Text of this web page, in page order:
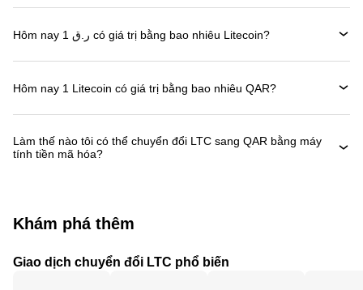
Hôm nay 1 ر.ق có giá trị bằng bao nhiêu Litecoin?
Hôm nay 1 Litecoin có giá trị bằng bao nhiêu QAR?
Làm thế nào tôi có thể chuyển đổi LTC sang QAR bằng máy
tính tiền mã hóa?
Khám phá thêm
Giao dịch chuyển đổi LTC phổ biến